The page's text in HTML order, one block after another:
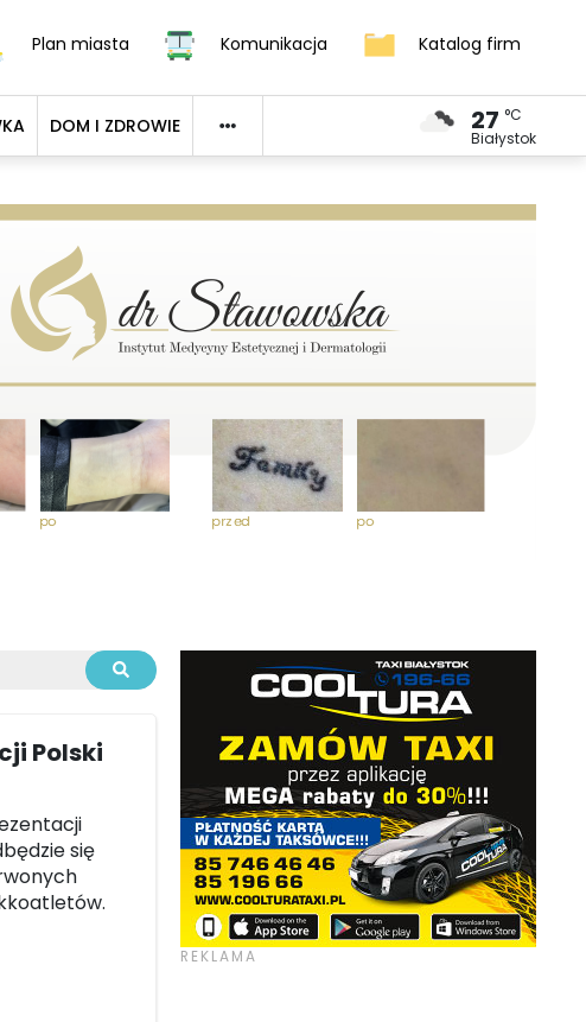
Plan miasta Komunikacja Katalog firm
DOM I ZDROWIE 27 °C
Białystok
Polski
się